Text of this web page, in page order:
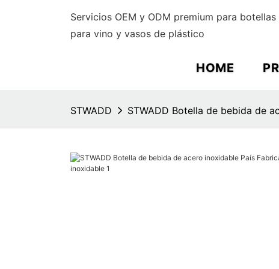
Servicios OEM y ODM premium para
para vino y vasos de plástico
HOME
STWADD STWADD Botella de bebida de